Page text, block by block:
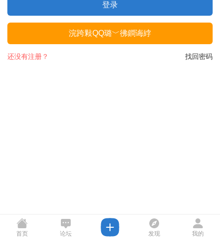
登录
浣跨敤QQ璐﹀彿鐧诲綍
找回密码
还没有注册？
首页 论坛 发现 我的